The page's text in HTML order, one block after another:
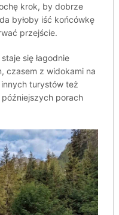
krok, by dobrze
byłoby iść końcówkę
przejście.
się łagodnie
czasem z widokami na
turystów też
porach